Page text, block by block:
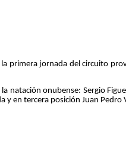
primera jornada del circuito
onubense: Sergio
en tercera posición Juan